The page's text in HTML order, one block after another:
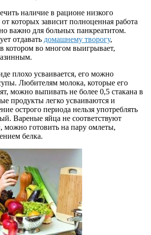
наличие в рационе низкого
которых зависит полноценная работа
важно для больных панкреатитом.
отдавать домашнему творогу,
котором во многом выигрывает,
плохо усваивается, его можно
Любителям молока, которые его
можно выпивать не более 0,5 стакана в
продукты легко усваиваются и
острого периода нельзя употреблять
Вареные яйца не соответствуют
можно готовить на пару омлеты,
белка.